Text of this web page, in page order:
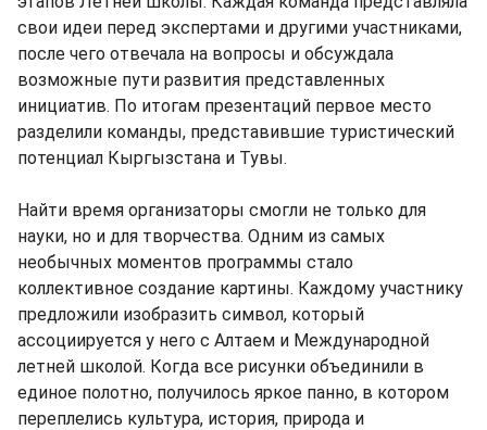
свои идеи перед экспертами и другими участниками,
после чего отвечала на вопросы и обсуждала
возможные пути развития представленных
инициатив. По итогам презентаций первое место
разделили команды, представившие туристический
потенциал Кыргызстана и Тувы.
Найти время организаторы смогли не только для
науки, но и для творчества. Одним из самых
необычных моментов программы стало
коллективное создание картины. Каждому участнику
предложили изобразить символ, который
ассоциируется у него с Алтаем и Международной
летней школой. Когда все рисунки объединили в
единое полотно, получилось яркое панно, в котором
переплелись культура, история, природа и